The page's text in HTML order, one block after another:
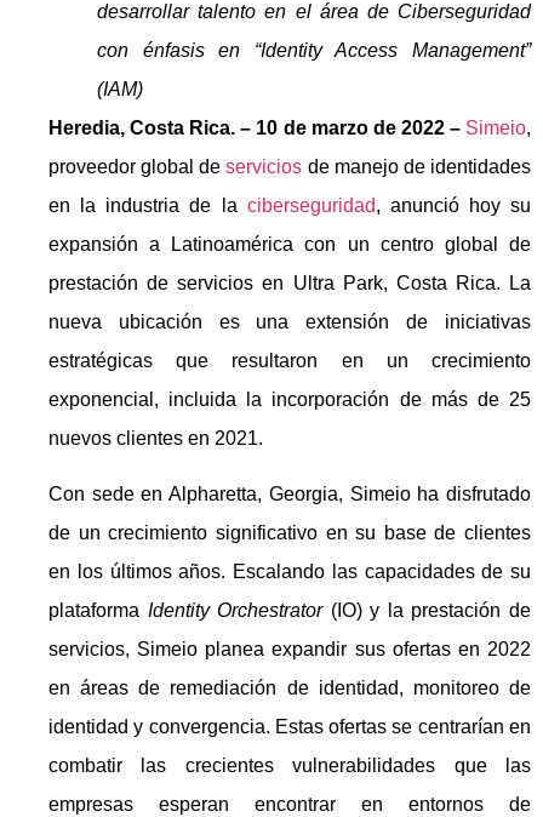
desarrollar talento en el área de Ciberseguridad
con énfasis en “Identity Access Management”
(IAM)
Heredia, Costa Rica. – 10 de marzo de 2022 – Simeio,
proveedor global deservicios de manejo de identidades
en la industria de la ciberseguridad, anunció hoy su
expansión a Latinoamérica con un centro global de
prestación de servicios en Ultra Park, Costa Rica. La
nueva ubicación es una extensión de iniciativas
estratégicas que resultaron en un crecimiento
exponencial, incluida la incorporación de más de 25
nuevos clientes en 2021.
Con sede en Alpharetta, Georgia, Simeio ha disfrutado
de un crecimiento significativo en su base de clientes
en los últimos años. Escalando las capacidades de su
plataforma Identity Orchestrator(IO) y la prestación de
servicios, Simeio planea expandir sus ofertas en 2022
en áreas de remediación de identidad, monitoreo de
identidad y convergencia. Estas ofertas se centrarían en
combatir las crecientes vulnerabilidades que las
empresas esperan encontrar en entornos de